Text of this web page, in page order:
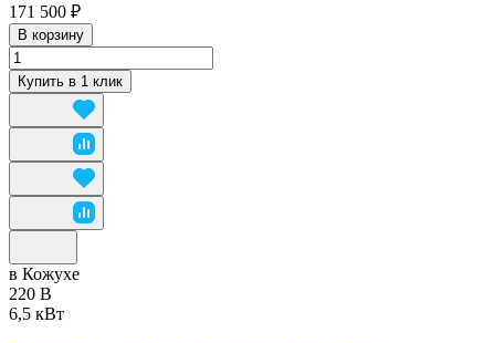
171 500 ₽
В корзину
Купить в 1 клик
в Кожухе
220 В
6,5 кВт